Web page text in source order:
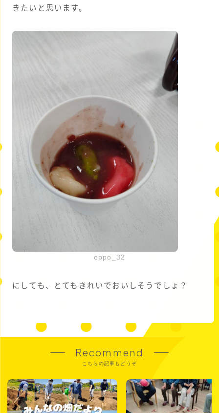
きたいと思います。
oppo_32
にしても、とてもきれいでおいしそうでしょ？
Recommend
こちらの記事もどうぞ